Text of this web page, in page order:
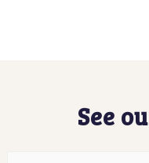
See